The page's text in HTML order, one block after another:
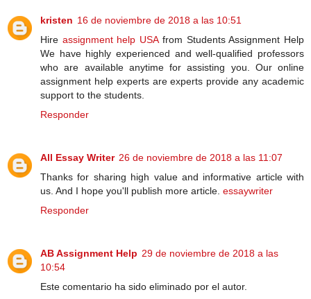
kristen 16 de noviembre de 2018 a las 10:51
Hire assignment help USAfrom Students Assignment Help
We have highly experienced and well-qualified professors
who are available anytime for assisting you. Our online
assignment help experts are experts provide any academic
support to the students.
Responder
All Essay Writer 26 de noviembre de 2018 a las 11:07
Thanks for sharing high value and informative article with
us. And I hope you'll publish more article. essaywriter
Responder
AB Assignment Help 29 de noviembre de 2018 a las
10:54
Este comentario ha sido eliminado por el autor.